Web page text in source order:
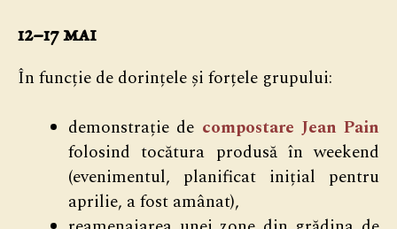
12–17 mai
În funcție de dorințele și forțele grupului:
demonstrație de compostare Jean Pain
folosind tocătura produsă în weekend
(evenimentul, planificat inițial pentru
aprilie, a fost amânat),